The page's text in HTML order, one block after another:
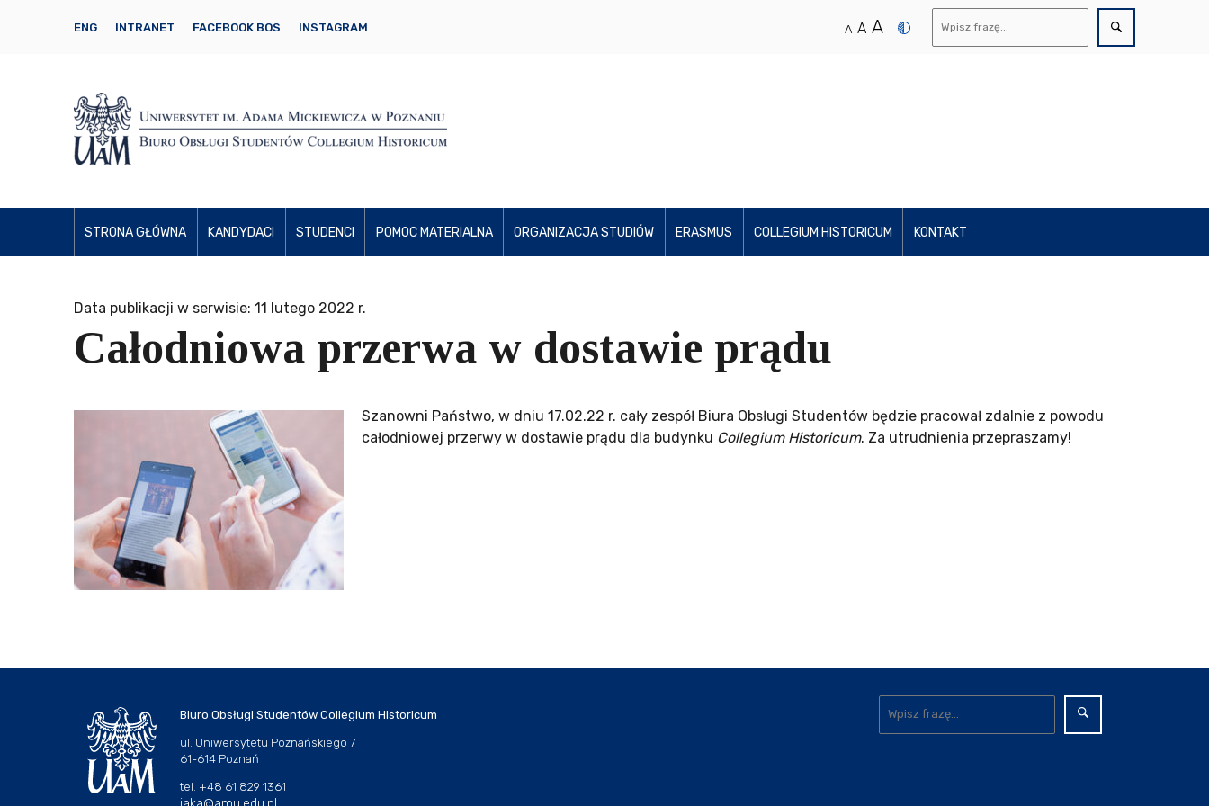
ENG INTRANET FACEBOOK BOS INSTAGRAM A A A
STRONA GŁÓWNA KANDYDACI STUDENCI POMOC MATERIALNA ORGANIZACJA STUDIÓW ERASMUS COLLEGIUM HISTORICUM KONTAKT
Data publikacji w serwisie: 11 lutego 2022 r.
Całodniowa przerwa w dostawie prądu
Szanowni Państwo, w dniu 17.02.22 r. cały zespół Biura Obsługi Studentów będzie pracował zdalnie z powodu
całodniowej przerwy w dostawie prądu dla budynku Collegium Historicum. Za utrudnienia przepraszamy!
Biuro Obsługi Studentów Collegium Historicum
ul. Uniwersytetu Poznańskiego 7
61-614 Poznań
tel. +48 61 829 1361